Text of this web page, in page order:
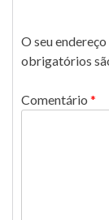
O seu
obrigatórios
Comentário *